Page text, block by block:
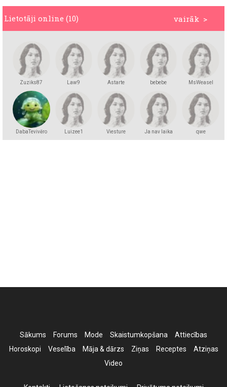
vairāk >
Lietotāji online (10)
Zuziks87 Law9 Astarte bebebe MsWeasel
DabaTevivēro Luizee1 Viesture Ja nav laika qwe
Sākums Forums Mode Skaistumkopšana
Attiecības
Horoskopi
Veselība Māja & dārzs Ziņas Receptes
Atziņas
Video